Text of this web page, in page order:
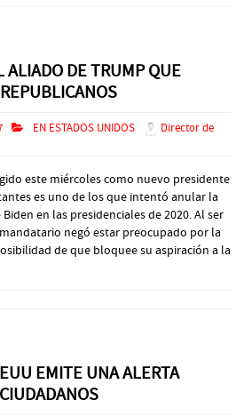
DE TRUMP QUE
EN ESTADOS UNIDOS
Director de
este miércoles como nuevo presidente
es uno de los que intentó anular la
en las presidenciales de 2020. Al ser
negó estar preocupado por la
de que bloquee su aspiración a la
EMITE UNA ALERTA